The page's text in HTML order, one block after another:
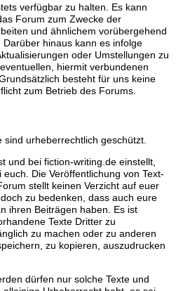
verfügbar zu halten. Es kann
Forum zum Zwecke der
und ähnlichem vorübergehend
hinaus kann es infolge
oder Umstellungen zu
hiermit verbundenen
besteht für uns keine
zum Betrieb des Forums.
urheberrechtlich geschützt.
und bei fiction-writing.de einstellt,
Die Veröffentlichung von Text-
stellt keinen Verzicht auf euer
zu bedenken, dass auch eure
ihren Beiträgen haben. Es ist
Texte Dritter zu
zu machen oder zu anderen
zu kopieren, auszudrucken
dürfen nur solche Texte und